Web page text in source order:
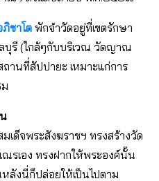
ชาโต พักจำวัดอยู่ที่เขตรักษา
บุรี (ใกล้ๆกับบริเวณ วัดญาณ
านที่สัปปายะ เหมาะแก่การ
เด็จพระสังฆราชฯ ทรงสร้างวัด
รเอง ทรงฝากให้พระองค์นั้น
ลังนี่ก็ปล่อยให้เป็นไปตาม